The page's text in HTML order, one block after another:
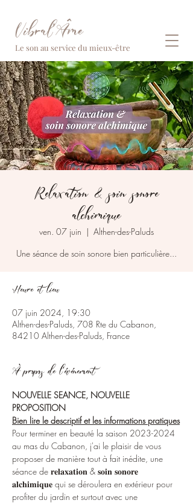
Vibral'Âme
Le son au service du mieux-être
Relaxation & soin sonore
alchimique
ven. 07 juin
  |
Althen-des-Paluds
Une séance de soin sonore bien particulière...
Heure et lieu
07 juin 2024, 19:30
Althen-des-Paluds, 708 Rte du Cabanon,
84210 Althen-des-Paluds, France
À propos de l'événement
NOUVELLE SEANCE, NOUVELLE
PROPOSITION
Bien lire le descriptif et les informations pratiques
Pour terminer en beauté la saison 2023-2024
au mas du Cabanon, j'ai le plaisir de vous
proposer de manière tout à fait inédite, une
séance de 𝐫𝐞𝐥𝐚𝐱𝐚𝐭𝐢𝐨𝐧 & 𝐬𝐨𝐢𝐧 𝐬𝐨𝐧𝐨𝐫𝐞
𝐚𝐥𝐜𝐡𝐢𝐦𝐢𝐪𝐮𝐞 qui se déroulera en extérieur pour
profiter du jardin et surtout avec une